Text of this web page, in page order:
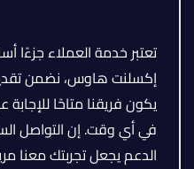
تعتبر خدمة العملاء جزءًا
إكسلنت هاوس، نضمن
يكون فريقنا متاحًا
في أي وقت. إن التواصل
الدعم يجعل تجربتك معنا